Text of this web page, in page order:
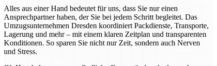
Alles aus einer Hand bedeutet für uns, dass Sie nur einen
Ansprechpartner haben, der Sie bei jedem Schritt begleitet. Das
Umzugsunternehmen Dresden koordiniert Packdienste, Transporte,
Lagerung und mehr – mit einem klaren Zeitplan und transparenten
Konditionen. So sparen Sie nicht nur Zeit, sondern auch Nerven
und Stress.